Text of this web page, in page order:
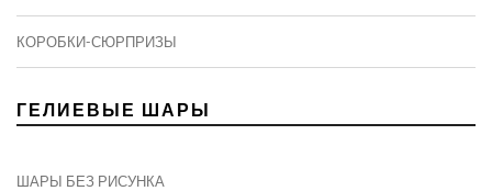
КОРОБКИ-СЮРПРИЗЫ
ГЕЛИЕВЫЕ ШАРЫ
ШАРЫ БЕЗ РИСУНКА